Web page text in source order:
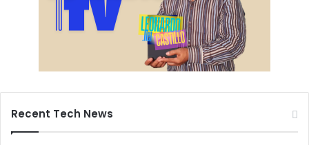
Recent Tech News